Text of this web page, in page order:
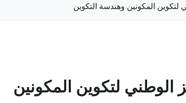
لتكوين المكونين وهندسة التكوين
الوطني لتكوين المكونين